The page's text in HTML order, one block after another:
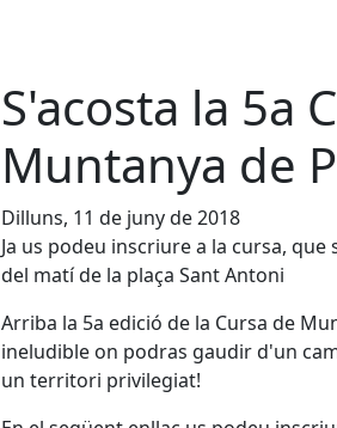
S'acosta la 5a
Muntanya de
Dilluns, 11 de juny de 2018
Ja us podeu inscriure a la cursa,
del matí de la plaça Sant Antoni
Arriba la 5a edició de la Cursa de
ineludible on podras gaudir d'un
un territori privilegiat!